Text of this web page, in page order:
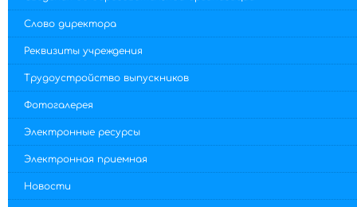
Слово директора
Реквизиты учреждения
Трудоустройство выпускников
Фотогалерея
Электронные ресурсы
Электронная приемная
Новости